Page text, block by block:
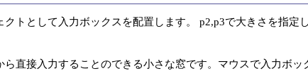
トとして入力ボックスを配置します。 p2,p3で大きさを指定
ら直接入力することのできる小さな窓です。マウスで入力ボ